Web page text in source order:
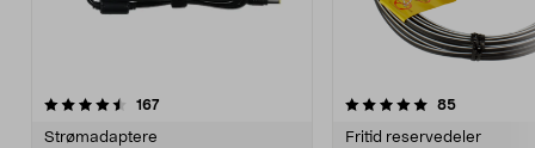
167anmeldelser
Strømadaptere
5.0 av 5 stjerner 85
Fritid reservedeler
4.0 av 5 stjerner